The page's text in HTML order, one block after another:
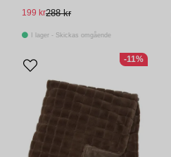
288 kr
199 kr
I lager - Skickas omgående
-11%